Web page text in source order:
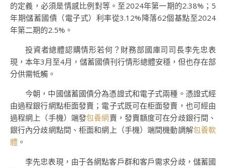
的定義，必須是情感比例對等。至2024年第一期的2.38%；5
年期儲蓄國債（電子式）利率從3.12%降落62個基點至2024
年第二期的2.5%。
投資者總體認購情形若何？財務部國庫司司長李先忠表
現，本年3月至4月，儲蓄國債刊行情形總體安穩，但也存在部
分供需牴觸。
今朝，中國儲蓄國債分為憑證式和電子式兩種。憑證式經
由過程銀行網點柜面發賣；電子式既可在柜面發賣，也可經由
過程網上（手機）端發包養網賣，發賣額度可在分歧銀行間、
銀行內分歧網點間、柜面和網上（手機）端間機動調解包養軟
體 。
李先忠表現，由于各網點客戶群和客戶需求分歧，儲蓄國